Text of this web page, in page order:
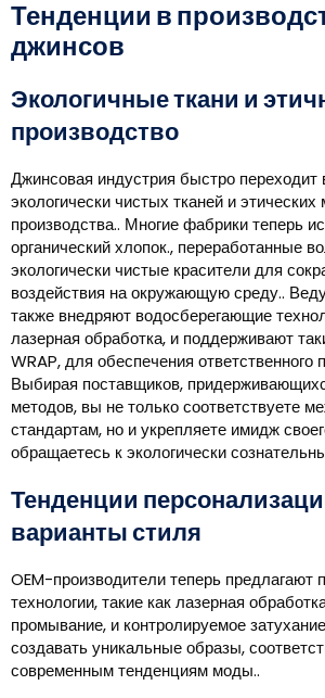
Тенденции в
джинсов
Экологичные ткани и
производство
Джинсовая индустрия быстро переходит
экологически чистых тканей и этических
производства.. Многие фабрики теперь
органический хлопок., переработанные
экологически чистые красители для
воздействия на окружающую среду..
также внедряют водосберегающие
лазерная обработка, и поддерживают
WRAP, для обеспечения ответственного
Выбирая поставщиков,
методов, вы не только соответствуете
стандартам, но и укрепляете имидж
обращаетесь к экологически
Тенденции
варианты стиля
OEM-производители теперь предлагают
технологии, такие как лазерная
промывание, и контролируемое
создавать уникальные образы,
современным тенденциям моды..